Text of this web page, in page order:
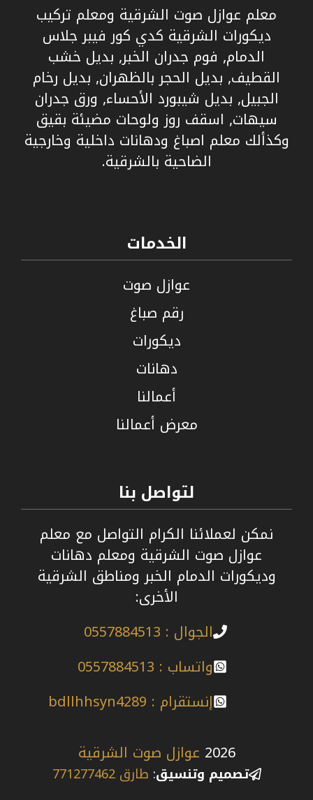
معلم عوازل صوت الشرقية ومعلم تركيب
ديكورات الشرقية كدي كور فيبر جلاس
الدمام, فوم جدران الخبر, بديل خشب
القطيف, بديل الحجر بالظهران, بديل رخام
الجبيل, بديل شيبورد الأحساء, ورق جدران
سيهات, اسقف روز ولوحات مضيئة بقيق
وكذألك معلم اصباغ ودهانات داخلية وخارجية
الضاحية بالشرقية.
الخدمات
عوازل صوت
رقم صباغ
ديكورات
دهانات
أعمالنا
معرض أعمالنا
لتواصل بنا
نمكن لعملائنا الكرام التواصل مع معلم
عوازل صوت الشرقية ومعلم دهانات
وديكورات الدمام الخبر ومناطق الشرقية
الأخرى:
الجوال : 0557884513
واتساب : 0557884513
إنستقرام : bdllhhsyn4289
2026 عوازل صوت الشرقية
تصميم وتنسيق: طارق 771277462